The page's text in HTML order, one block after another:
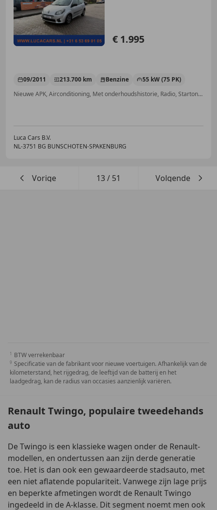
€ 1.995
09/2011 213.700 km Benzine
55 kW (75 PK)
Nieuwe APK, Airconditioning, Met onderhoudshistorie, Radio, Startonderbreker, Elektrische ramen, CD, Centrale deurvergrendeling met afstandsbediening
Luca Cars B.V.
NL-3751 BG BUNSCHOTEN-SPAKENBURG
Vorige 13/ 51 Volgende
BTW verrekenbaar
Specificatie van de fabrikant voor nieuwe voertuigen. Afhankelijk van de
kilometerstand, het rijgedrag, de leeftijd van de batterij en het
laadgedrag, kan de radius van occasies aanzienlijk variëren.
Renault Twingo, populaire tweedehands
auto
De Twingo is een klassieke wagen onder de Renault-
modellen, en ondertussen aan zijn derde generatie
toe. Het is dan ook een gewaardeerde stadsauto, met
een niet aflatende populariteit. Vanwege zijn lage prijs
en beperkte afmetingen wordt de Renault Twingo
ingedeeld in de A-klasse. Dit segment noemt men ook